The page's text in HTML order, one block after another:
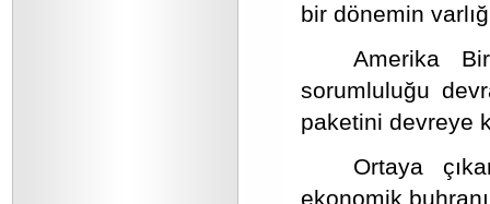
bir dönemin
Amerika
sorumluluğu
paketini devreye
Ortaya
ekonomik